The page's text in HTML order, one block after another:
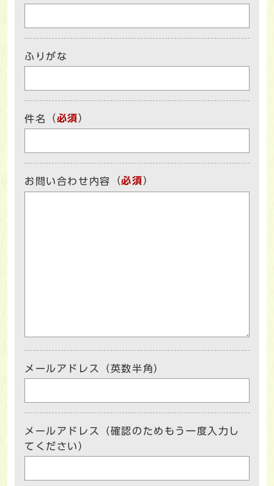
ふりがな
件名 （必須）
お問い合わせ内容 （必須）
メールアドレス（英数半角）
メールアドレス（確認のためもう一度入力し
てください）